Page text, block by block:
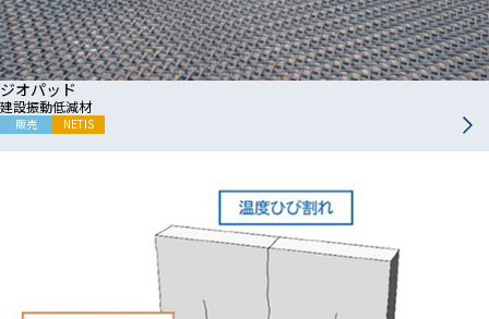
ジオパッド
建設振動低減材
販売 NETIS